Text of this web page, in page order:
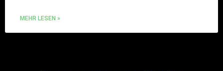
MEHR LESEN »